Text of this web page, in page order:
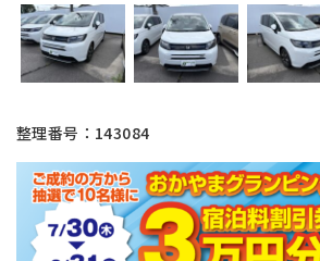
整理番号：143084